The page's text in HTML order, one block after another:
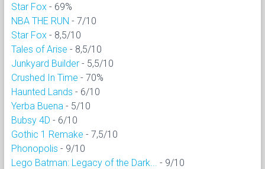
Star Fox - 69%
NBA THE RUN - 7/10
Star Fox - 8,5/10
Tales of Arise - 8,5/10
Junkyard Builder - 5,5/10
Crushed In Time - 70%
Haunted Lands - 6/10
Yerba Buena - 5/10
Bubsy 4D - 6/10
Gothic 1 Remake - 7,5/10
Phonopolis - 9/10
Lego Batman: Legacy of the Dark...
- 9/10